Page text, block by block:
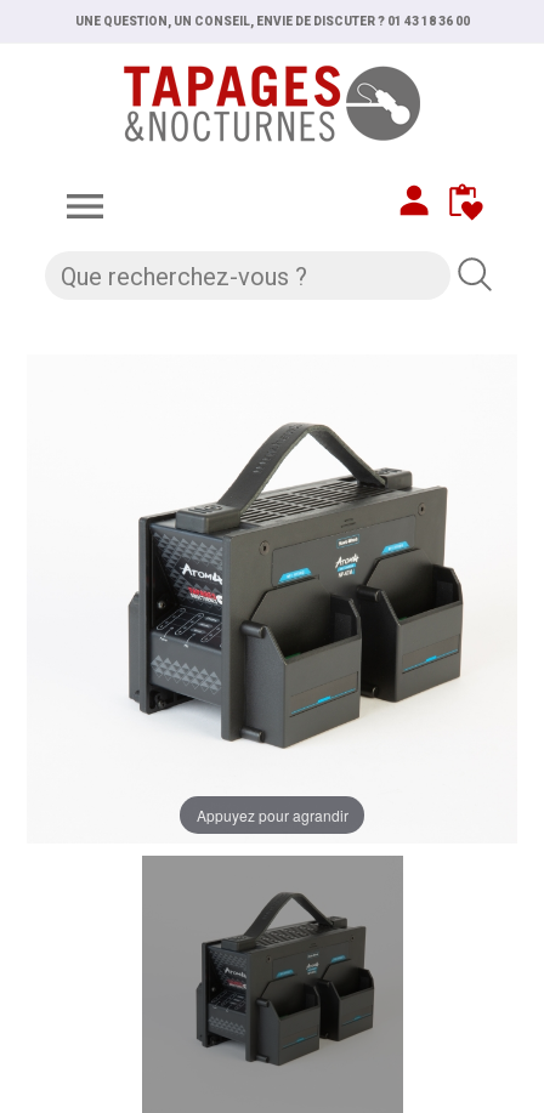
UNE QUESTION, UN CONSEIL, ENVIE DE DISCUTER ? 01 43 18 36 00

Appuyez pour agrandir